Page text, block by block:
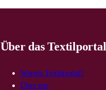
Über das Textilportal
Warum Textilportal?
Über uns